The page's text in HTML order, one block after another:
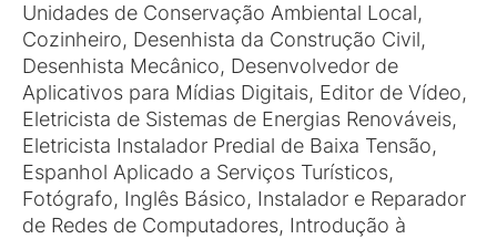
Unidades de Conservação Ambiental Local,
Cozinheiro, Desenhista da Construção Civil,
Desenhista Mecânico, Desenvolvedor de
Aplicativos para Mídias Digitais, Editor de Vídeo,
Eletricista de Sistemas de Energias Renováveis,
Eletricista Instalador Predial de Baixa Tensão,
Espanhol Aplicado a Serviços Turísticos,
Fotógrafo, Inglês Básico, Instalador e Reparador
de Redes de Computadores, Introdução à